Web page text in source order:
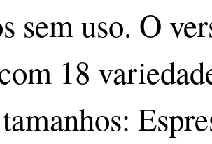
sem uso. O
18